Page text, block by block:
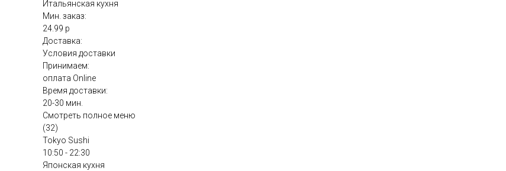
Итальянская кухня
Мин. заказ:
24.99 р
Доставка:
Условия доставки
Принимаем:
оплата Online
Время доставки:
20-30 мин.
Смотреть полное меню
(32)
Tokyo Sushi
10:50 - 22:30
Японская кухня